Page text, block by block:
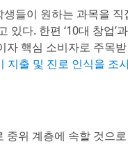
들이 원하는 과목을 직
다. 한편 ‘10대 창업’과
자 핵심 소비자로 주목받
지출 및 진로 인식을 조
중위 계층에 속할 것으로